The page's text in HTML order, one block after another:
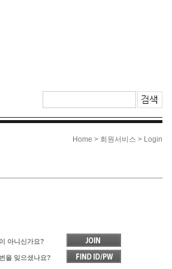
Home > 회원서비스 > Login
아니신가요?
을 잊으셨나요?